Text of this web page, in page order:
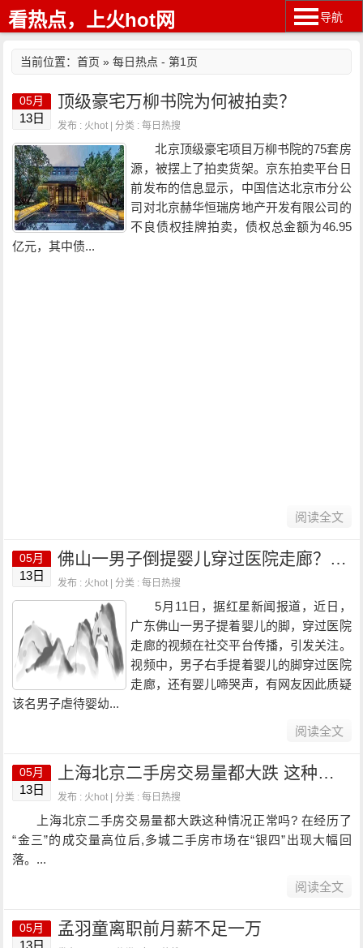
导航
看热点，上火hot网
当前位置：首页 » 每日热点 - 第1页
05月
13日
顶级豪宅万柳书院为何被拍卖？
发布 : 火hot | 分类 :每日热搜
北京顶级豪宅项目万柳书院的75套房
源，被摆上了拍卖货架。京东拍卖平台日
前发布的信息显示，中国信达北京市分公
司对北京赫华恒瑞房地产开发有限公司的
不良债权挂牌拍卖，债权总金额为46.95
亿元，其中债...
阅读全文
05月
13日
佛山一男子倒提婴儿穿过医院走廊？医院回应：已报警！
发布 : 火hot | 分类 :每日热搜
5月11日，据红星新闻报道，近日，
广东佛山一男子提着婴儿的脚，穿过医院
走廊的视频在社交平台传播，引发关注。
视频中，男子右手提着婴儿的脚穿过医院
走廊，还有婴儿啼哭声，有网友因此质疑
该名男子虐待婴幼...
阅读全文
05月
13日
上海北京二手房交易量都大跌 这种情况正常吗?
发布 : 火hot | 分类 :每日热搜
上海北京二手房交易量都大跌这种情况正常吗? 在经历了
“金三”的成交量高位后,多城二手房市场在“银四”出现大幅回
落。...
阅读全文
05月
13日
孟羽童离职前月薪不足一万